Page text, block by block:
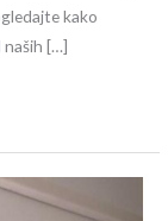
kako
naših […]